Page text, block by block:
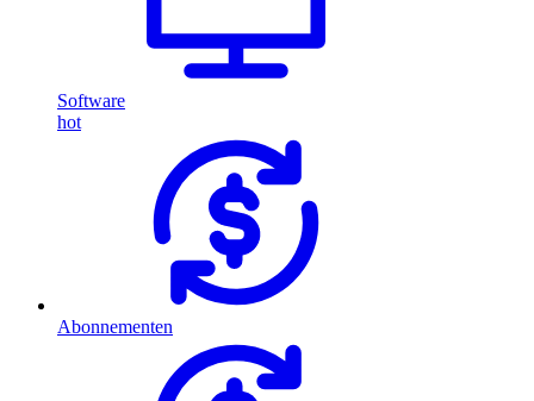
Software
hot
Abonnementen